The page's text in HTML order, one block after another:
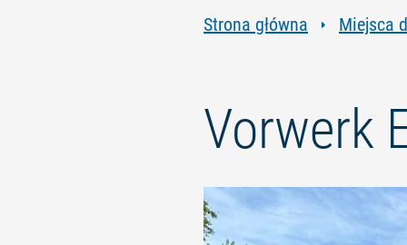
Strona główna Miejsca
Vorwerk